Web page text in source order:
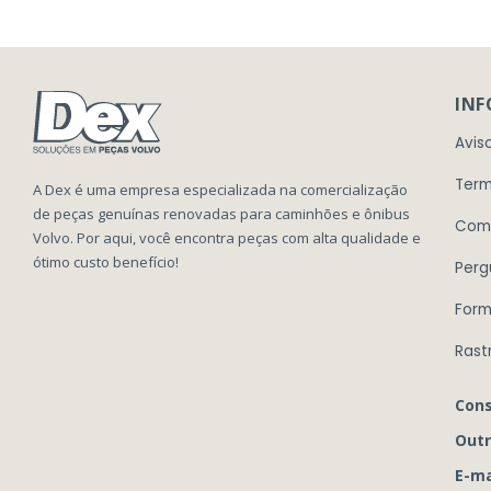
A Dex é uma empresa especializada na comercialização
de peças genuínas renovadas para caminhões e ônibus
Volvo. Por aqui, você encontra peças com alta qualidade e
ótimo custo benefício!
E-